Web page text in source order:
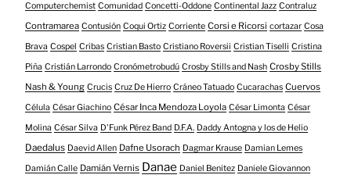
Computerchemist Comunidad Concetti-Oddone Continental Jazz Contraluz
Contramarea Contusión Coqui Ortiz Corriente Corsi e Ricorsi cortazar Cosa
Brava Cospel Cribas Cristian Basto Cristiano Roversii Cristian Tiselli Cristina
Piña Cristián Larrondo Cronómetrobudú Crosby Stills and Nash Crosby Stills
Nash & Young Crucis Cruz De Hierro Cráneo Tatuado Cucarachas Cuervos
Célula César Giachino César Inca Mendoza Loyola César Limonta César
Molina César Silva D'Funk Pérez Band D.F.A. Daddy Antogna y los de Helio
Daedalus Daevid Allen Dafne Usorach Dagmar Krause Damian Lemes
Damián Calle Damián Vernis Danae Daniel Benitez Daniele Giovannon